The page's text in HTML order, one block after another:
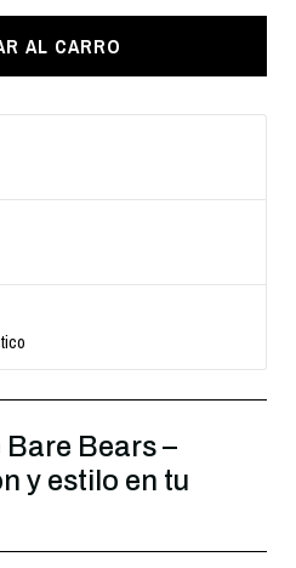
AL CARRO
Bare Bears –
y estilo en tu